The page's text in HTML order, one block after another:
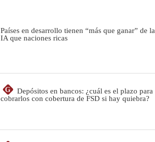
Países en desarrollo tienen “más que ganar” de la
IA que naciones ricas
G
Depósitos en bancos: ¿cuál es el plazo para
cobrarlos con cobertura de FSD si hay quiebra?